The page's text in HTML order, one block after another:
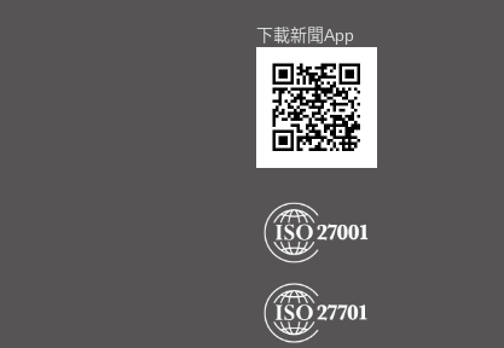
下載新聞App